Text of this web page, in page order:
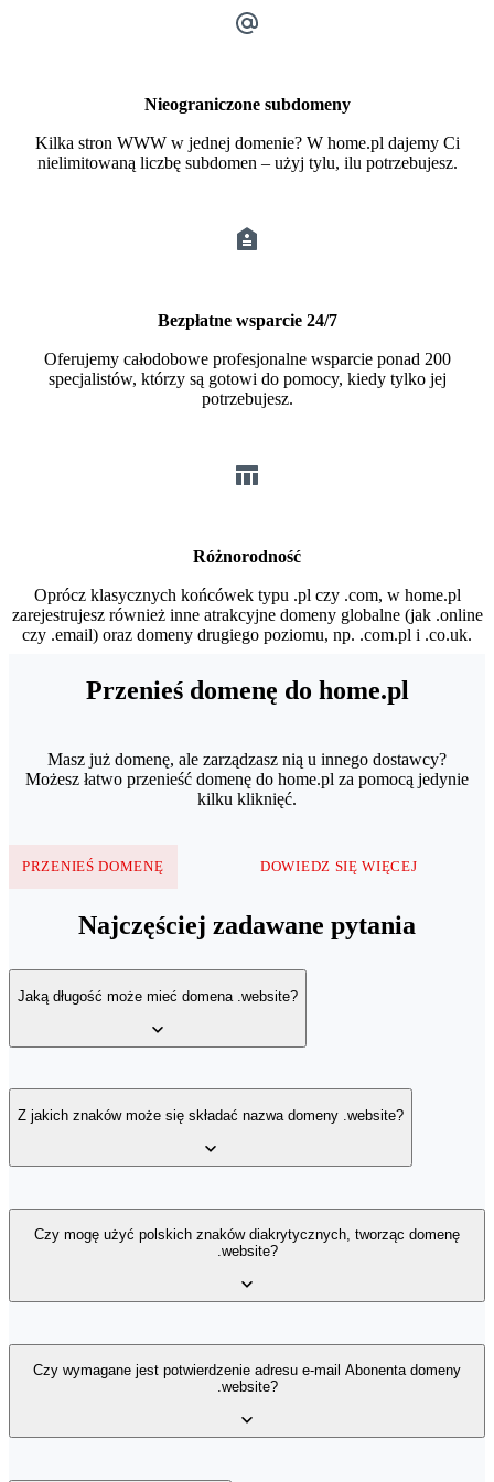
Nieograniczone subdomeny
Kilka stron WWW w jednej domenie? W home.pl dajemy Ci
nielimitowaną liczbę subdomen – użyj tylu, ilu potrzebujesz.
Bezpłatne wsparcie 24/7
Oferujemy całodobowe profesjonalne wsparcie ponad 200
specjalistów, którzy są gotowi do pomocy, kiedy tylko jej
potrzebujesz.
Różnorodność
Oprócz klasycznych końcówek typu .pl czy .com, w home.pl
zarejestrujesz również inne atrakcyjne domeny globalne (jak .online
czy .email) oraz domeny drugiego poziomu, np. .com.pl i .co.uk.
Przenieś domenę do home.pl
Masz już domenę, ale zarządzasz nią u innego dostawcy?
Możesz łatwo przenieść domenę do home.pl za pomocą jedynie
kilku kliknięć.
PRZENIEŚ DOMENĘ DOWIEDZ SIĘ WIĘCEJ
Najczęściej zadawane pytania
Jaką długość może mieć domena .website?
Domena z rozszerzeniem .website może zawierać maksymalnie 63
znaki (nie licząc rozszerzenia .website).
Z jakich znaków może się składać nazwa domeny .website?
Nazwa domeny .website (czyli treść występująca przed
rozszerzeniem .website) może być złożona wyłącznie z liter alfabetu
łacińskiego, cyfr oraz znaku " - " (minus). Znak " - " nie może
pozycji w nazwie domeny (z wyjątkiem nazw domen IDN z
Czy mogę użyć polskich znaków diakrytycznych, tworząc domenę
.website?
Polskie znaki (np. ą, ę, ź, ć) nie są dozwolone w nazwie domeny z
rozszerzeniem .website.
Czy wymagane jest potwierdzenie adresu e-mail Abonenta domeny
.website?